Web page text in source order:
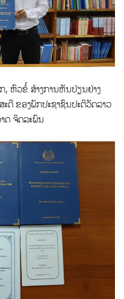
, ຫົວຂໍ້ ສ້າງການຫັນປ່ຽນຢ່າງ
ດີ ຂອງພັກປະຊາຊົນປະຕິວັດລາວ
ດ ຈິດລະພົນ